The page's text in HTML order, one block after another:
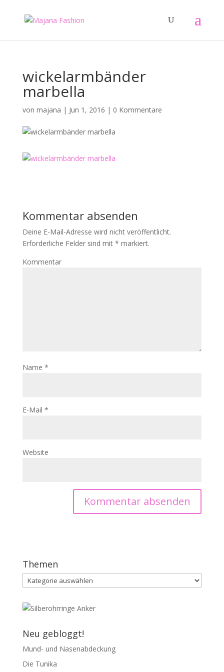
wickelarmbänder
marbella
von majana | Jun 1, 2016 | 0 Kommentare
Kommentar absenden
Deine E-Mail-Adresse wird nicht veröffentlicht.
Erforderliche Felder sind mit * markiert.
Kommentar
Name *
E-Mail *
Website
Themen
Themen
Neu gebloggt!
Mund- und Nasenabdeckung
Die Tunika